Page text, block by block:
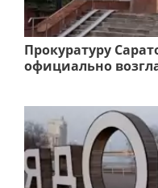
Прокуратуру
официально